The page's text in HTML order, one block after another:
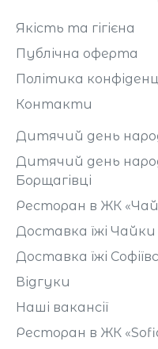
Якість та гігієна
Публічна оферта
Політика
Контакти
Дитячий день
Дитячий день
Борщагівці
Ресторан в ЖК
Доставка їжі Чайки
Доставка їжі
Відгуки
Наші вакансії
Ресторан в ЖК